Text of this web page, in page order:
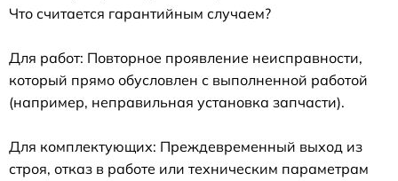
Что считается гарантийным случаем?
Для работ: Повторное проявление неисправности,
который прямо обусловлен с выполненной работой
(например, неправильная установка запчасти).
Для комплектующих: Преждевременный выход из
строя, отказ в работе или техническим параметрам